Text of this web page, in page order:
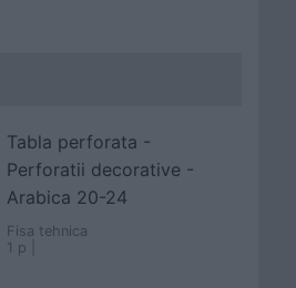
Tabla perforata -
Perforatii decorative -
Arabica 20-24
Fisa tehnica
1 p |